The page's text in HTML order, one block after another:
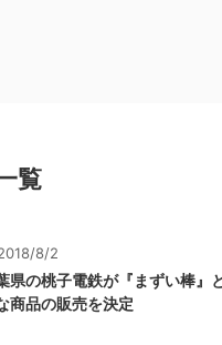
覧
8/2
県の桃子電鉄が『まずい棒』
商品の販売を決定